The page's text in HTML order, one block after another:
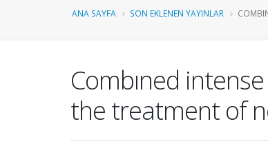
ANA SAYFA SON EKLENEN YAYINLAR
Combıned
the treatment of